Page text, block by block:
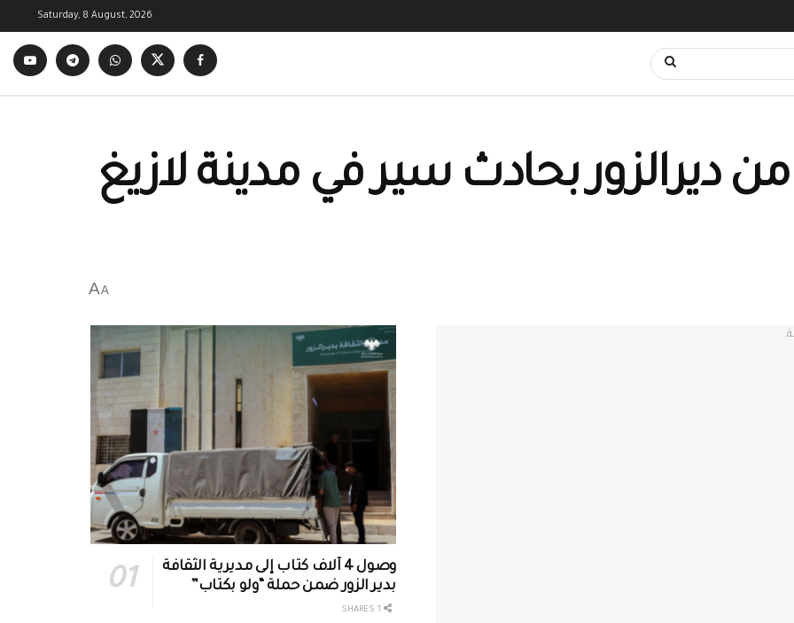
Saturday, 8 August, 2026
ديرالزور بحادث سير في مدينة لازيغ
A
A
وصول 4 آلاف كتاب إلى مديرية الثقافة
بدير الزور ضمن حملة “ولو بكتاب”